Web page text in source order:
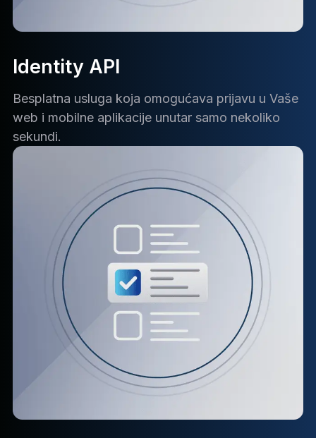
Identity API
Besplatna usluga koja omogućava prijavu u Vaše
web i mobilne aplikacije unutar samo nekoliko
sekundi.